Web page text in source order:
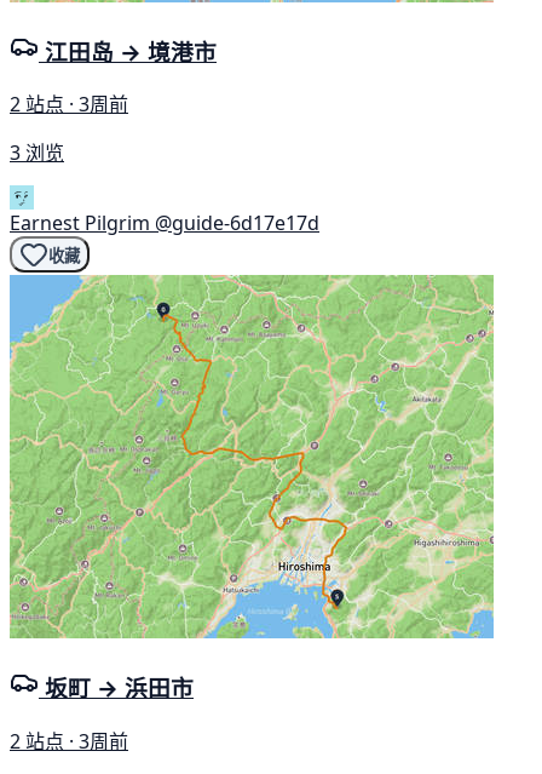
江田岛 → 境港市
2 站点 · 3周前
3 浏览
Earnest Pilgrim @guide-6d17e17d
收藏
坂町 → 浜田市
2 站点 · 3周前